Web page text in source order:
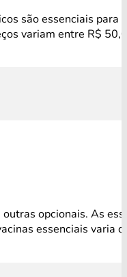
são essenciais
variam entre R$
opcionais. As
essenciais varia